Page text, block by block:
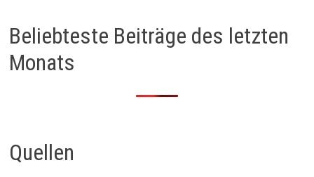
Beliebteste Beiträge des letzten
Monats
Quellen